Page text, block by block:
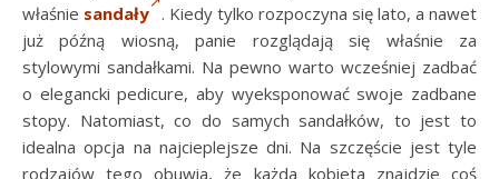
właśnie sandały . Kiedy tylko rozpoczyna się lato, a nawet
już późną wiosną, panie rozglądają się właśnie za
stylowymi sandałkami. Na pewno warto wcześniej zadbać
o elegancki pedicure, aby wyeksponować swoje zadbane
stopy. Natomiast, co do samych sandałków, to jest to
idealna opcja na najcieplejsze dni. Na szczęście jest tyle
rodzajów tego obuwia, że każda kobieta znajdzie coś